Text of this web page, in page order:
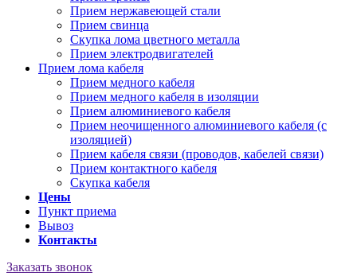
Прием нержавеющей стали
Прием свинца
Скупка лома цветного металла
Прием электродвигателей
Прием лома кабеля
Прием медного кабеля
Прием медного кабеля в изоляции
Прием алюминиевого кабеля
Прием неочищенного алюминиевого кабеля (с
изоляцией)
Прием кабеля связи (проводов, кабелей связи)
Прием контактного кабеля
Скупка кабеля
Цены
Пункт приема
Вывоз
Контакты
Заказать звонок